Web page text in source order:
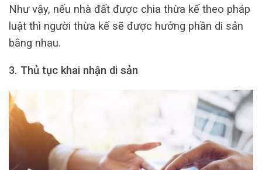
Như vậy, nếu nhà đất được chia thừa kế theo pháp
luật thì người thừa kế sẽ được hưởng phần di sản
bằng nhau.
3. Thủ tục khai nhận di sản